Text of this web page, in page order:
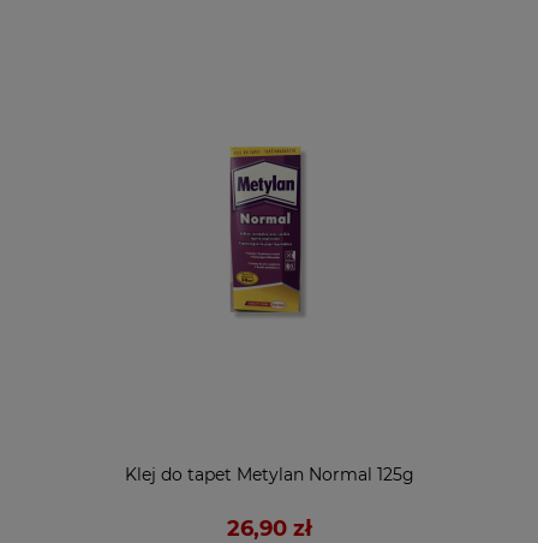
Klej do tapet Metylan Normal 125g
26,90 zł